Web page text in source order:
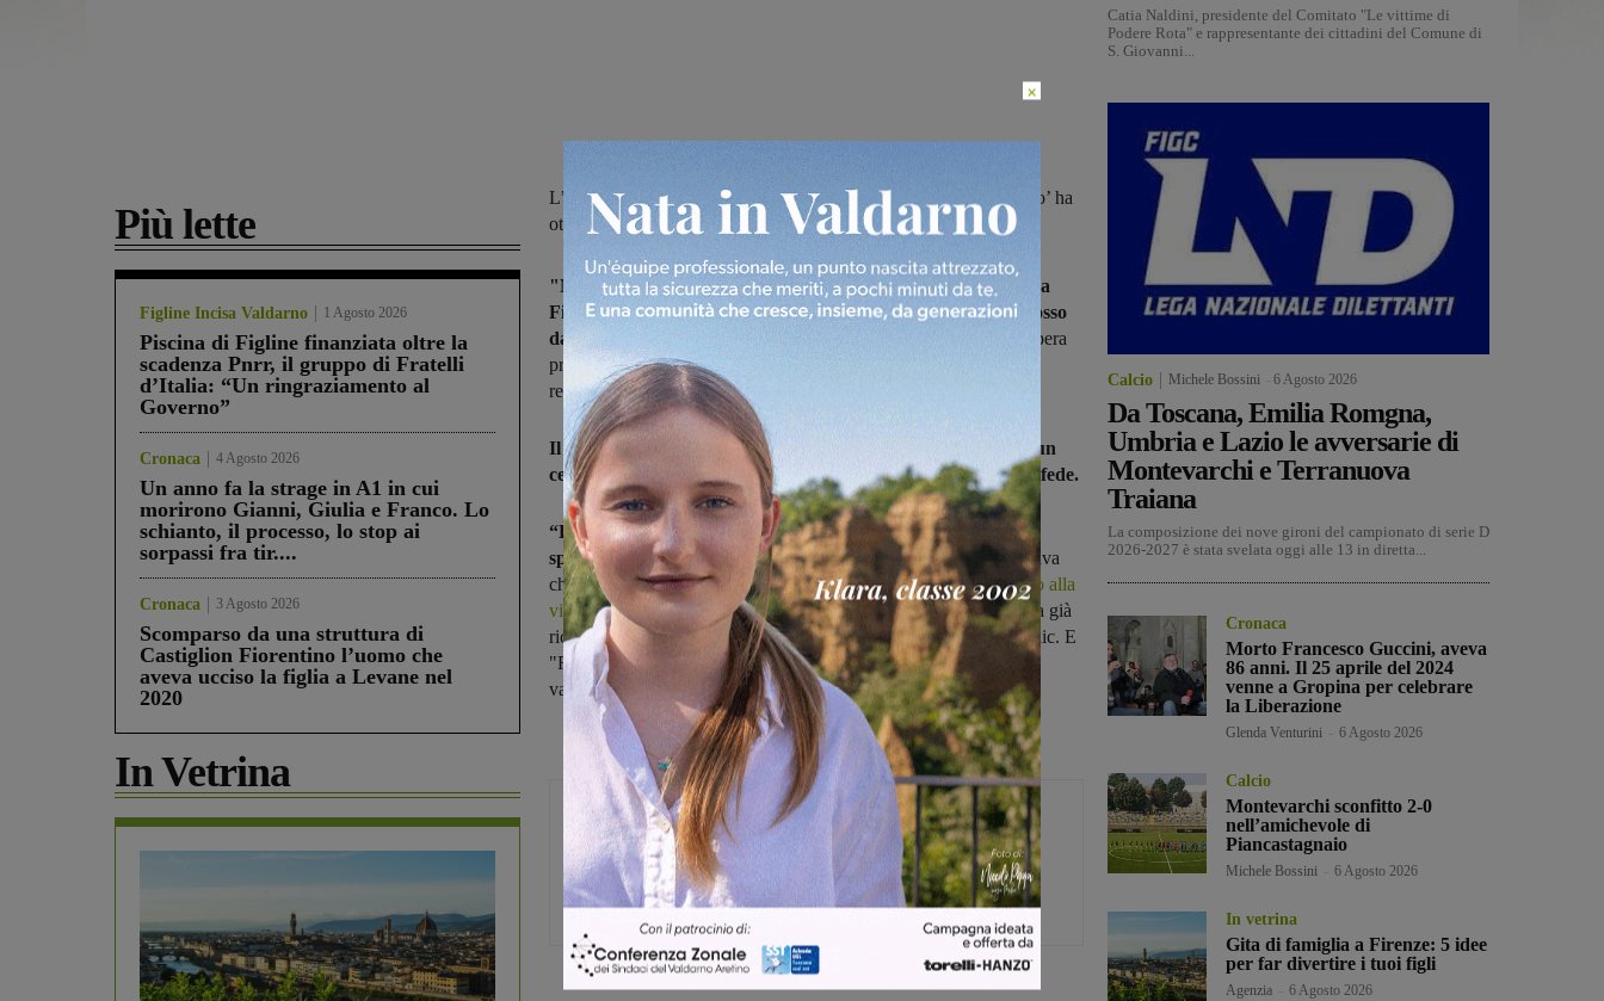
Più lette
Figline Incisa Valdarno 1 Agosto 2026
Piscina di Figline finanziata oltre la
scadenza Pnrr, il gruppo di Fratelli
d’Italia: “Un ringraziamento al
Governo”
Cronaca 4 Agosto 2026
Un anno fa la strage in A1 in cui
morirono Gianni, Giulia e Franco. Lo
schianto, il processo, lo stop ai
sorpassi fra tir....
Cronaca 3 Agosto 2026
Scomparso da una struttura di
Castiglion Fiorentino l’uomo che
aveva ucciso la figlia a Levane nel
2020
In Vetrina
L’opera presentata nella sezione ‘anteprime italiane fuori concorso’ ha
ottenuto l’importante riconoscimento al Festival
"Menzione al merito per opera prima": la direzione del Lucca
Film Festival ha attribuito l'importante riconoscimento a "Rosso
dal vetro(dovunque tu vada" del valdarnese Alberto Tempi. L'opera
presentata nella sezione 'anteprime italiane fuori concorso' è stata
realizzata prevalentemente in Valdarno.
Il film, la cui idea risale agli anni '90, parla di un prete che a un
certo punto della propria vita si pone domande sulla propria fede.
“È un film sperimentale e personale che però coinvolge lo
spettatore sotto il profilo emozionale.È un'esperienza più emotiva
che narrativa, tocca le corde dell'animo umano”,ci aveva spiegato alla
vigilia del Festival l'autore Alberto Tempi che nella sua carriera ha già
ricevuto importanti riconoscimenti anche al Valdarno Cinema Fedic. E
"Rosso dietro il vetro" sarà presentato anche nella rassegna
valdarnese.
Monica Campani
Direttore
Catia Naldini, presidente del Comitato "Le vittime di
Podere Rota" e rappresentante dei cittadini del Comune di
S. Giovanni...
Calcio Michele Bossini 6 Agosto 2026
Da Toscana, Emilia Romgna,
Umbria e Lazio le avversarie di
Montevarchi e Terranuova
Traiana
La composizione dei nove gironi del campionato di serie D
2026-2027 è stata svelata oggi alle 13 in diretta...
Cronaca
Morto Francesco Guccini, aveva
86 anni. Il 25 aprile del 2024
venne a Gropina per celebrare
la Liberazione
Glenda Venturini 6 Agosto 2026
Calcio
Montevarchi sconfitto 2-0
nell’amichevole di
Piancastagnaio
Michele Bossini 6 Agosto 2026
In vetrina
Gita di famiglia a Firenze: 5 idee
per far divertire i tuoi figli
Agenzia 6 Agosto 2026
×